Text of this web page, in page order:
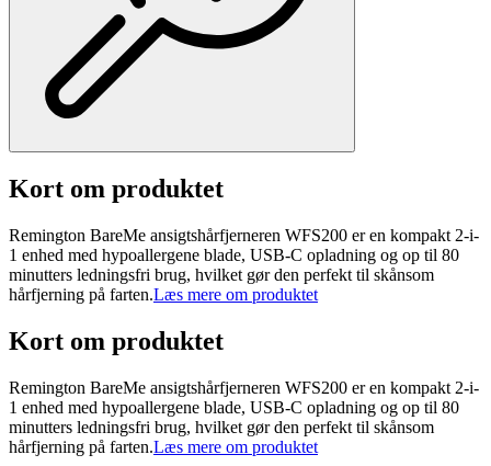
Kort om produktet
Remington BareMe ansigtshårfjerneren WFS200 er en kompakt 2-i-
1 enhed med hypoallergene blade, USB-C opladning og op til 80
minutters ledningsfri brug, hvilket gør den perfekt til skånsom
hårfjerning på farten.Læs mere om produktet
Kort om produktet
Remington BareMe ansigtshårfjerneren WFS200 er en kompakt 2-i-
1 enhed med hypoallergene blade, USB-C opladning og op til 80
minutters ledningsfri brug, hvilket gør den perfekt til skånsom
hårfjerning på farten.Læs mere om produktet